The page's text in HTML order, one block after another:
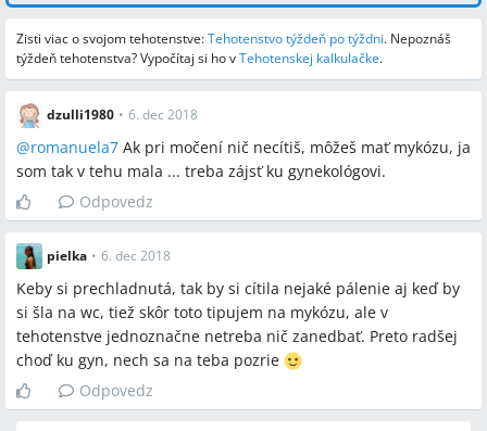
Zisti viac o svojom tehotenstve:Tehotenstvo týždeň po týždni. Nepoznáš
týždeň tehotenstva? Vypočítaj si ho vTehotenskej kalkulačke.
dzulli1980 • 6. dec 2018
@romanuela7 Ak pri močení nič necítiš, môžeš mať mykózu, ja
som tak v tehu mala ... treba zájsť ku gynekológovi.
Odpovedz
pielka • 6. dec 2018
Keby si prechladnutá, tak by si cítila nejaké pálenie aj keď by
si šla na wc, tiež skôr toto tipujem na mykózu, ale v
tehotenstve jednoznačne netreba nič zanedbať. Preto radšej
choď ku gyn, nech sa na teba pozrie
Odpovedz